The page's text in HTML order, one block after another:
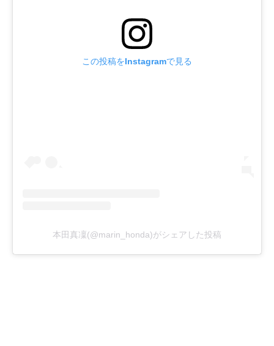
この投稿をInstagramで見る
本田真凜(@marin_honda)がシェアした投稿